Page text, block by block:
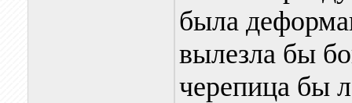
была
вылезла бы
черепица бы